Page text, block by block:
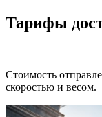
Тарифы
Стоимость
скоростью и весом.